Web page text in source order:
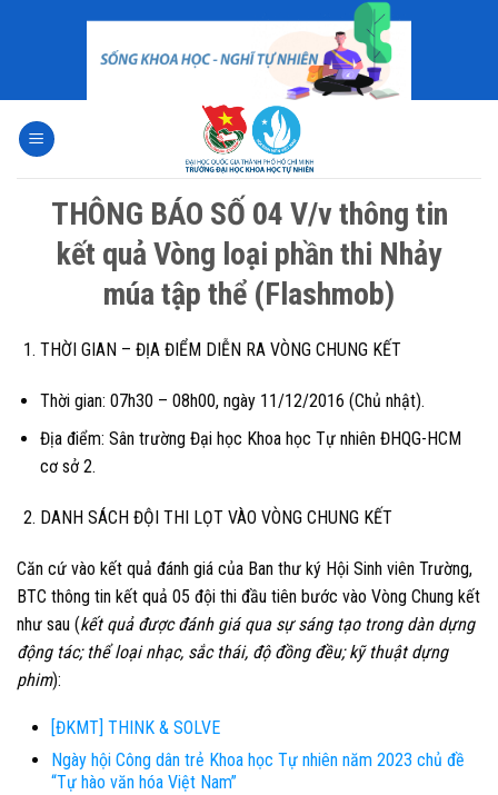
THÔNG BÁO SỐ 04 V/v thông tin
kết quả Vòng loại phần thi Nhảy
múa tập thể (Flashmob)
THỜI GIAN – ĐỊA ĐIỂM DIỄN RA VÒNG CHUNG KẾT
Thời gian: 07h30 – 08h00, ngày 11/12/2016 (Chủ nhật).
Địa điểm: Sân trường Đại học Khoa học Tự nhiên ĐHQG-HCM
cơ sở 2.
DANH SÁCH ĐỘI THI LỌT VÀO VÒNG CHUNG KẾT
Căn cứ vào kết quả đánh giá của Ban thư ký Hội Sinh viên Trường,
BTC thông tin kết quả 05 đội thi đầu tiên bước vào Vòng Chung kết
như sau (kết quả được đánh giá qua sự sáng tạo trong dàn dựng
động tác; thể loại nhạc, sắc thái, độ đồng đều; kỹ thuật dựng
phim):
[ĐKMT] THINK & SOLVE
Ngày hội Công dân trẻ Khoa học Tự nhiên năm 2023 chủ đề
“Tự hào văn hóa Việt Nam”